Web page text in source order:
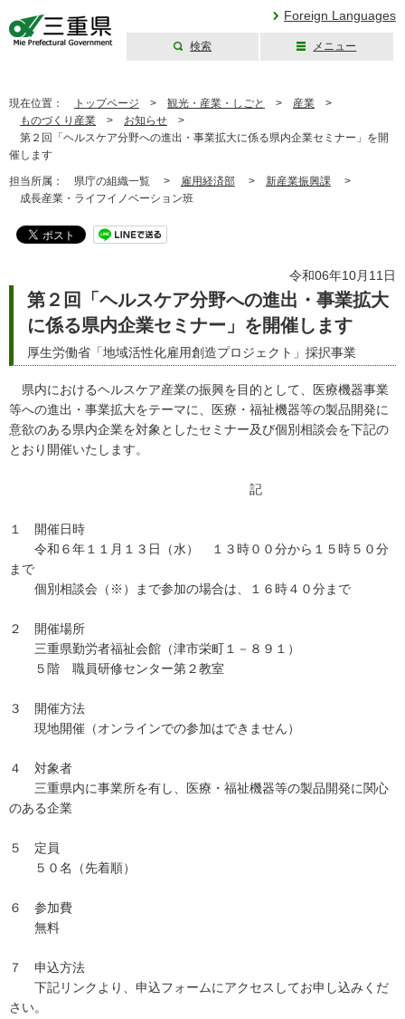
Foreign Languages
検索 メニュー
現在位置： トップページ > 観光・産業・しごと > 産業 >
ものづくり産業 > お知らせ >
第２回「ヘルスケア分野への進出・事業拡大に係る県内企業セミナー」を開
催します
担当所属： 県庁の組織一覧 > 雇用経済部 > 新産業振興課 >
成長産業・ライフイノベーション班
令和06年10月11日
第２回「ヘルスケア分野への進出・事業拡大
に係る県内企業セミナー」を開催します
厚生労働省「地域活性化雇用創造プロジェクト」採択事業
県内におけるヘルスケア産業の振興を目的として、医療機器事業
等への進出・事業拡大をテーマに、医療・福祉機器等の製品開発に
意欲のある県内企業を対象としたセミナー及び個別相談会を下記の
とおり開催いたします。
記
１ 開催日時
令和６年１１月１３日（水） １３時００分から１５時５０分
まで
個別相談会（※）まで参加の場合は、１６時４０分まで
２ 開催場所
三重県勤労者福祉会館（津市栄町１－８９１）
５階 職員研修センター第２教室
３ 開催方法
現地開催（オンラインでの参加はできません）
４ 対象者
三重県内に事業所を有し、医療・福祉機器等の製品開発に関心
のある企業
５ 定員
５０名（先着順）
６ 参加費
無料
７ 申込方法
下記リンクより、申込フォームにアクセスしてお申し込みくだ
さい。